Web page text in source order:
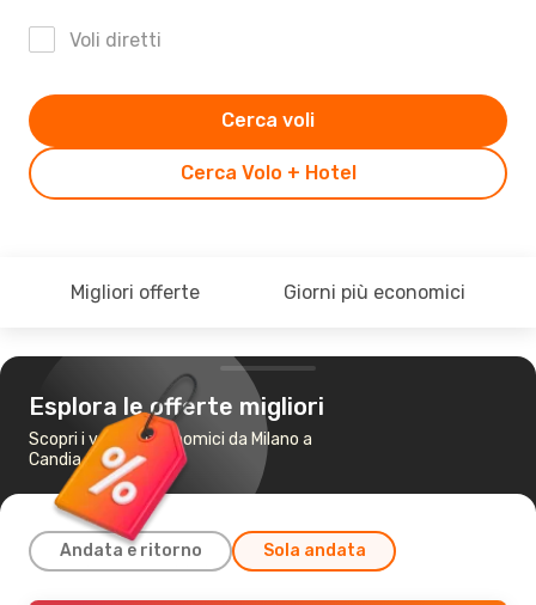
Voli diretti
Cerca Volo + Hotel
Cerca voli
Migliori offerte Giorni più economici
Esplora le offerte migliori
Scopri i voli più economici da Milano a
Candia
Andata e ritorno Sola andata